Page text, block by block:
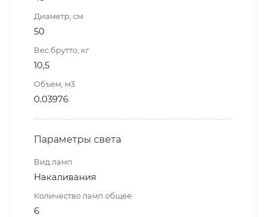
Диаметр, см
50
Вес брутто, кг
10,5
Объем, м3
0.03976
Параметры света
Вид ламп
Накаливания
Количество ламп общее
6